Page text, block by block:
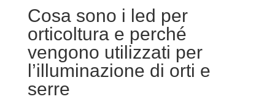
Cosa sono i led per
orticoltura e perché
vengono utilizzati per
l’illuminazione di orti e
serre